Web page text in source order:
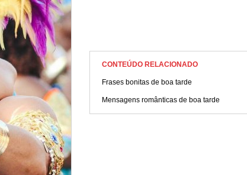
CONTEÚDO RELACIONADO
Frases bonitas de boa tarde
Mensagens românticas de boa tarde